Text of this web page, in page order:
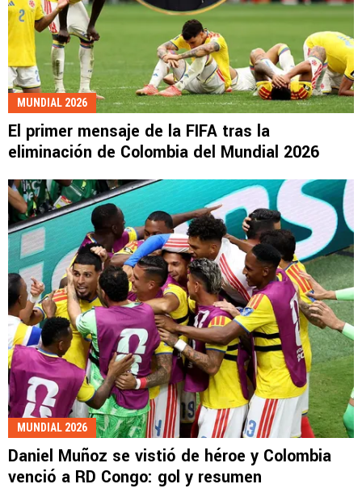
MUNDIAL 2026
El primer mensaje de la FIFA tras la
eliminación de Colombia del Mundial 2026
MUNDIAL 2026
Daniel Muñoz se vistió de héroe y Colombia
venció a RD Congo: gol y resumen